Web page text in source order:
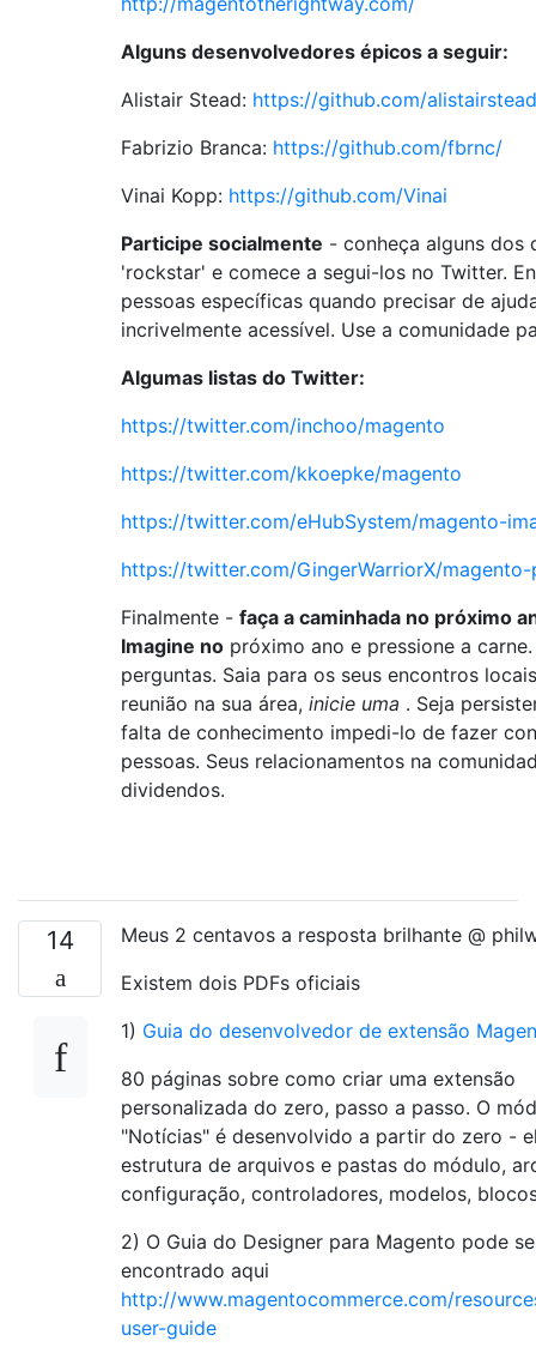
Alguns desenvolvedores épicos a seguir:
Alistair Stead: https://github.com/alistairstead
Fabrizio Branca: https://github.com/fbrnc/
Vinai Kopp: https://github.com/Vinai
Participe socialmente - conheça alguns dos
'rockstar' e comece a segui-los no Twitter.
pessoas específicas quando precisar de
incrivelmente acessível. Use a comunidade
Algumas listas do Twitter:
https://twitter.com/inchoo/magento
https://twitter.com/kkoepke/magento
https://twitter.com/eHubSystem/magento-
https://twitter.com/GingerWarriorX/magento-
Finalmente - faça a caminhada no próximo
Imagine no próximo ano e pressione a
perguntas. Saia para os seus encontros
reunião na sua área, inicie uma . Seja
falta de conhecimento impedi-lo de fazer
pessoas. Seus relacionamentos na
dividendos.
14
Meus 2 centavos a resposta brilhante @
Existem dois PDFs oficiais
1) Guia do desenvolvedor de extensão
80 páginas sobre como criar uma extensão
personalizada do zero, passo a passo. O
"Notícias" é desenvolvido a partir do zero -
estrutura de arquivos e pastas do módulo,
configuração, controladores, modelos,
2) O Guia do Designer para Magento pode
encontrado aqui
http://www.magentocommerce.com/
user-guide